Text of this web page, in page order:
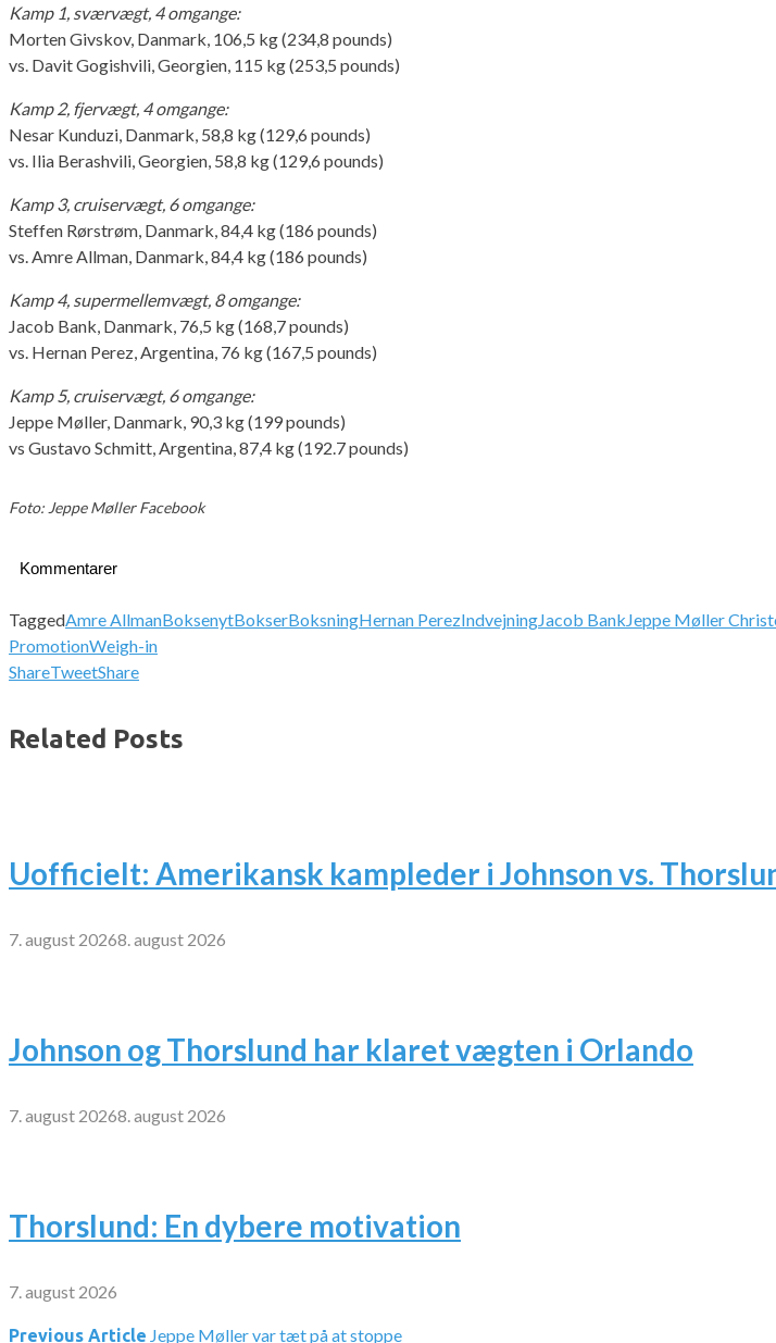
Kamp 1, sværvægt, 4 omgange:
Morten Givskov, Danmark, 106,5 kg (234,8 pounds)
vs. Davit Gogishvili, Georgien, 115 kg (253,5 pounds)
Kamp 2, fjervægt, 4 omgange:
Nesar Kunduzi, Danmark, 58,8 kg (129,6 pounds)
vs. Ilia Berashvili, Georgien, 58,8 kg (129,6 pounds)
Kamp 3, cruiservægt, 6 omgange:
Steffen Rørstrøm, Danmark, 84,4 kg (186 pounds)
vs. Amre Allman, Danmark, 84,4 kg (186 pounds)
Kamp 4, supermellemvægt, 8 omgange:
Jacob Bank, Danmark, 76,5 kg (168,7 pounds)
vs. Hernan Perez, Argentina, 76 kg (167,5 pounds)
Kamp 5, cruiservægt, 6 omgange:
Jeppe Møller, Danmark, 90,3 kg (199 pounds)
vs Gustavo Schmitt, Argentina, 87,4 kg (192.7 pounds)
Foto: Jeppe Møller Facebook
Kommentarer
TaggedAmre AllmanBoksenytBokserBoksningHernan PerezIndvejningJacob BankJeppe Møller
PromotionWeigh-in
ShareTweetShare
Related Posts
Uofficielt: Amerikansk kampleder i Johnson vs.
7. august 20268. august 2026
Johnson og Thorslund har klaret vægten i Orlando
7. august 20268. august 2026
Thorslund: En dybere motivation
7. august 2026
Previous Article Jeppe Møller var tæt på at stoppe